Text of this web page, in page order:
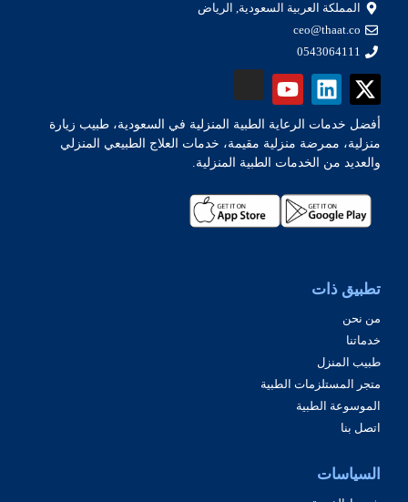
المملكة العربية السعودية, الرياض
ceo@thaat.co
0543064111
أفضل خدمات الرعاية الطبية المنزلية في السعودية، طبيب زيارة
منزلية، ممرضة منزلية مقيمة، خدمات العلاج الطبيعي المنزلي
والعديد من الخدمات الطبية المنزلية.
تطبيق ذات
من نحن
خدماتنا
طبيب المنزل
متجر المستلزمات الطبية
الموسوعة الطبية
اتصل بنا
السياسات